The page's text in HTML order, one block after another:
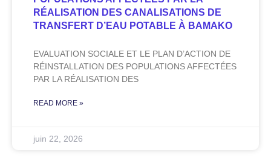
RÉALISATION DES CANALISATIONS DE
TRANSFERT D’EAU POTABLE À BAMAKO
EVALUATION SOCIALE ET LE PLAN D’ACTION DE
RÉINSTALLATION DES POPULATIONS AFFECTÉES
PAR LA RÉALISATION DES
READ MORE »
juin 22, 2026